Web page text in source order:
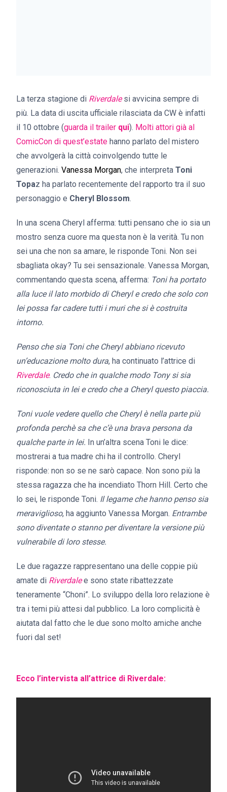
La terza stagione di Riverdalesi avvicina sempre di
più. La data di uscita ufficiale rilasciata da CW è infatti
il 10 ottobre (guarda il trailer qui). Molti attori già al
ComicCon di quest’estate hanno parlato del mistero
che avvolgerà la città coinvolgendo tutte le
generazioni. Vanessa Morgan, che interpreta Toni
Topaz ha parlato recentemente del rapporto tra il suo
personaggio e Cheryl Blossom.
In una scena Cheryl afferma: tutti pensano che io sia un
mostro senza cuore ma questa non è la verità. Tu non
sei una che non sa amare, le risponde Toni. Non sei
sbagliata okay? Tu sei sensazionale. Vanessa Morgan,
commentando questa scena, afferma: Toni ha portato
alla luce il lato morbido di Cheryl e credo che solo con
lei possa far cadere tutti i muri che si è costruita
intorno.
Penso che sia Toni che Cheryl abbiano ricevuto
un’educazione molto dura, ha continuato l’attrice di
Riverdale. Credo che in qualche modo Tony si sia
riconosciuta in lei e credo che a Cheryl questo piaccia.
Toni vuole vedere quello che Cheryl è nella parte più
profonda perchè sa che c’è una brava persona da
qualche parte in lei. In un’altra scena Toni le dice:
mostrerai a tua madre chi ha il controllo. Cheryl
risponde: non so se ne sarò capace. Non sono più la
stessa ragazza che ha incendiato Thorn Hill. Certo che
lo sei, le risponde Toni. Il legame che hanno penso sia
meraviglioso, ha aggiunto Vanessa Morgan. Entrambe
sono diventate o stanno per diventare la versione più
vulnerabile di loro stesse.
Le due ragazze rappresentano una delle coppie più
amate di Riverdalee sono state ribattezzate
teneramente “Choni”. Lo sviluppo della loro relazione è
tra i temi più attesi dal pubblico. La loro complicità è
aiutata dal fatto che le due sono molto amiche anche
fuori dal set!
Ecco l’intervista all’attrice di Riverdale: